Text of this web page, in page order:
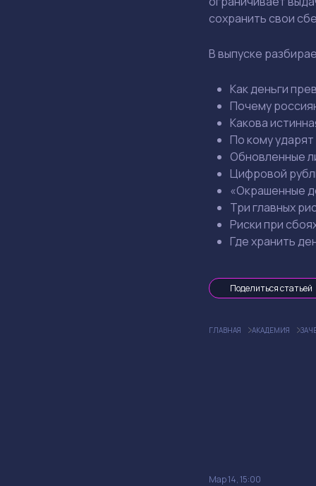
сохранить свои
В выпуске
Как деньги
Почему
Какова
По кому
Обновленные
Цифровой
«Окрашенные
Три главных
Риски при
Где хранить
Поделиться статьей
ГЛАВНАЯ АКАДЕМИЯ
Мар 14, 15:00